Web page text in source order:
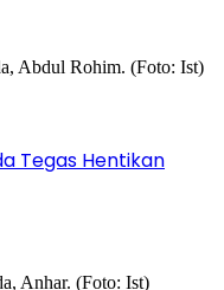
Tegas Hentikan